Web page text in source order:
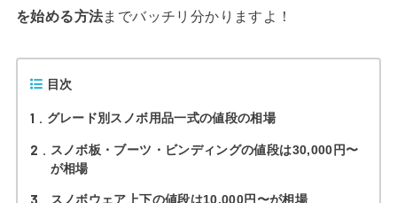
を始める方法までバッチリ分かりますよ！
目次
1 グレード別スノボ用品一式の値段の相場
2
スノボ板・ブーツ・ビンディングの値段は30,000円〜
が相場
スノボウェア上下の値段は10,000円〜が相場